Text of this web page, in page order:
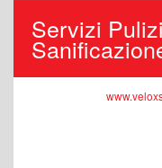
Servizi